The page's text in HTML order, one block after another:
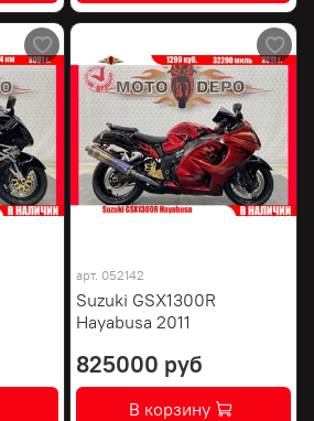
арт. 052142
Suzuki GSX1300R
Hayabusa 2011
825000 руб
В корзину